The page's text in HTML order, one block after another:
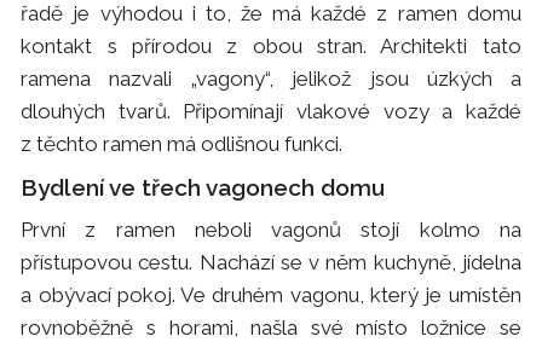
řadě je výhodou i to, že má každé z ramen domu
kontakt s přírodou z obou stran. Architekti tato
ramena nazvali „vagony“, jelikož jsou úzkých a
dlouhých tvarů. Připomínají vlakové vozy a každé
z těchto ramen má odlišnou funkci.
Bydlení ve třech vagonech domu
První z ramen neboli vagonů stojí kolmo na
přístupovou cestu. Nachází se v něm kuchyně, jídelna
a obývací pokoj. Ve druhém vagonu, který je umístěn
rovnoběžně s horami, našla své místo ložnice se